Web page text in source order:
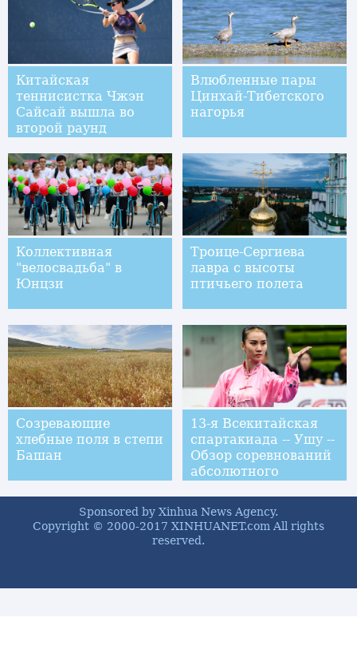
Китайская
теннисистка Чжэн
Сайсай вышла во
второй раунд
чемпионата США по
теннису 2017
Влюбленные пары
Цинхай-Тибетского
нагорья
Коллективная
"велосвадьба" в
Юнцзи
Троице-Сергиева
лавра с высоты
птичьего полета
Созревающие
хлебные поля в степи
Башан
13-я Всекитайская
спартакиада -- Ушу --
Обзор соревнований
абсолютного
"тайцзицюань" и
"тайцзицзянь" среди
Sponsored by Xinhua News Agency.
Copyright © 2000-2017 XINHUANET.com All rights
reserved.